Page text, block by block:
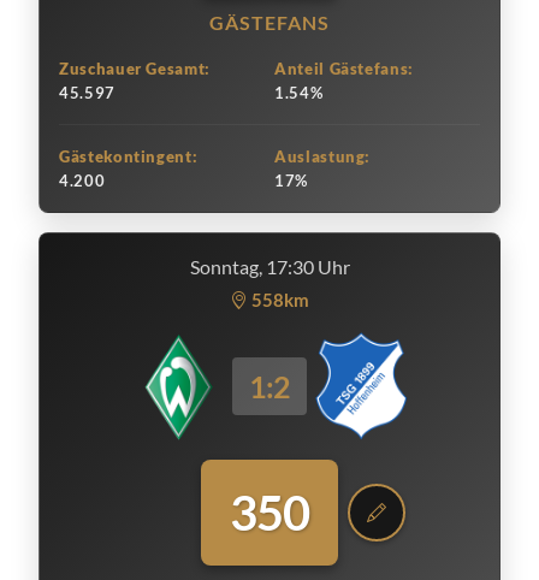
GÄSTEFANS
Zuschauer Gesamt:
45.597
Anteil Gästefans:
1.54%
Gästekontingent:
4.200
Auslastung:
17%
Sonntag, 17:30 Uhr
558km
1:2
350